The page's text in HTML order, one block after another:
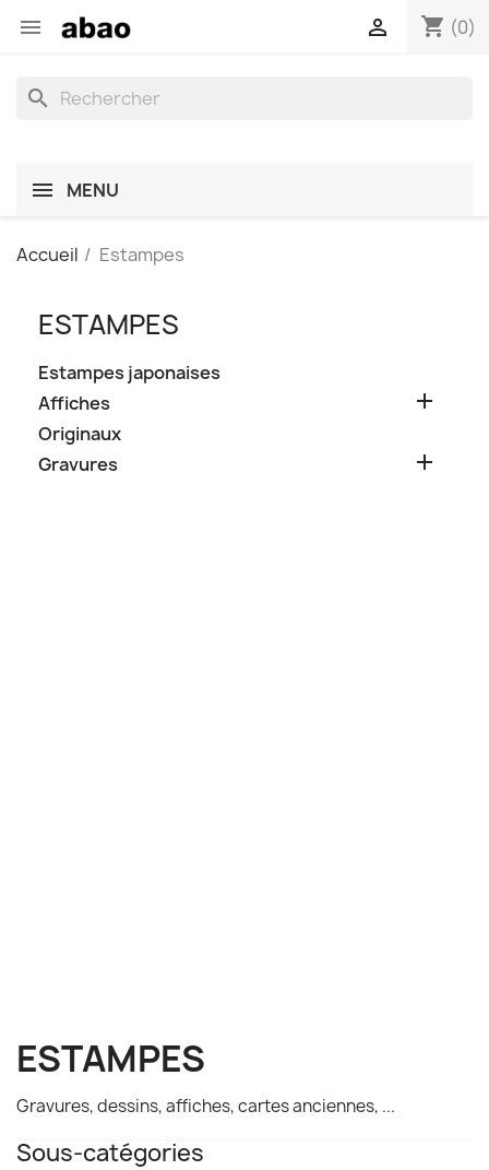
 shopping_cart (0)

search
MENU
Accueil Estampes
ESTAMPES
Estampes japonaises
Affiches

Originaux
Gravures

ESTAMPES
Gravures, dessins, affiches, cartes anciennes, ...
Sous-catégories